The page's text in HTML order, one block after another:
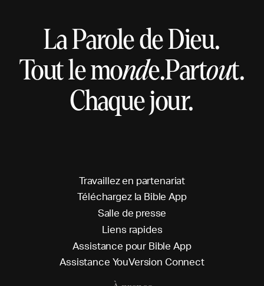
La Parole de Dieu.
Tout le monde.Partout.
Chaque jour.
Travaillezen partenariat
Téléchargez la Bible App
Salle de presse
L iens rapides
Assistance pour Bible App
Assistance YouVersion Connect